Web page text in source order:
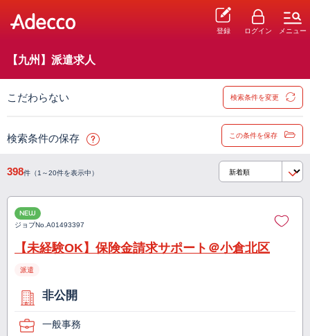
登録 ログイン メニュー
【九州】派遣求人
こだわらない 検索条件を変更
検索条件の保存 この条件を保存
398件（1～20件を表示中）
NEW
ジョブNo.A01493397
【未経験OK】保険金請求サポート＠小倉北区
派遣
非公開
一般事務